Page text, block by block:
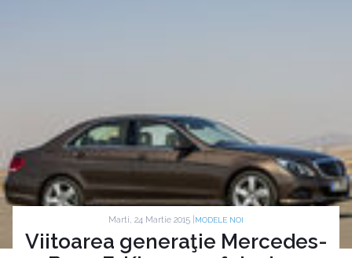
Marti, 24 Martie 2015 | MODELE NOI
Viitoarea generaţie Mercedes-